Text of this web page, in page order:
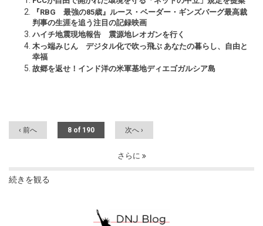
『RBG 最強の85歳』ルース・ベーダー・ギンズバーグ最高裁
判事の生涯を追う注目の記録映画
ハイチ地震現地報告 震源地レオガンを行く
木っ端みじん デジタル化で吹っ飛ぶ あなたの暮らし、自由と
幸福
故郷を返せ！インド洋の米軍基地ディエゴガルシア島
‹ 前へ 8 of 190 次へ ›
さらに
続きを観る